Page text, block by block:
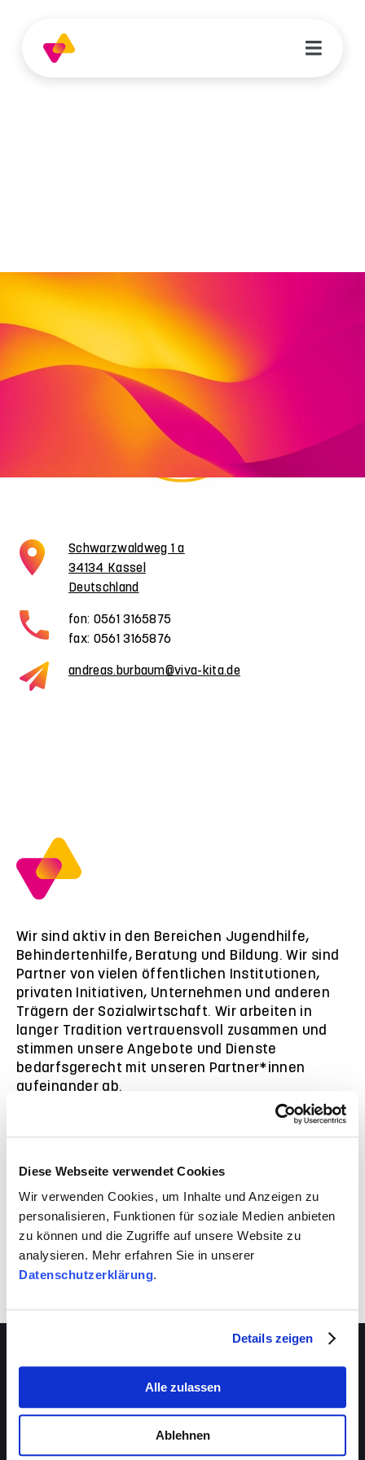
Diese Webseite verwendet Cookies
Wir verwenden Cookies, um Inhalte und Anzeigen zu
personalisieren, Funktionen für soziale Medien anbieten
zu können und die Zugriffe auf unsere Website zu
analysieren. Mehr erfahren Sie in unserer
Datenschutzerklärung.
Details zeigen
Alle zulassen
Ablehnen
Schwarzwaldweg 1 a
34134 Kassel
Deutschland
fon: 0561 3165875
fax: 0561 3165876
andreas.burbaum@viva-kita.de
Wir sind aktiv in den Bereichen Jugendhilfe,
Behindertenhilfe, Beratung und Bildung. Wir sind
Partner von vielen öffentlichen Institutionen,
privaten Initiativen, Unternehmen und anderen
Trägern der Sozialwirtschaft. Wir arbeiten in
langer Tradition vertrauensvoll zusammen und
stimmen unsere Angebote und Dienste
bedarfsgerecht mit unseren Partner*innen
aufeinander ab.
VIVA schafft auch für dich Entwicklungsräume.
Über VIVA